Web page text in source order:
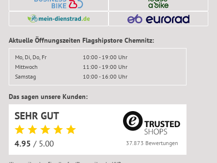
Aktuelle Öffnungszeiten Flagshipstore Chemnitz:
Mo, Di, Do, Fr
10:00 - 19:00 Uhr
Mittwoch
11:00 - 19:00 Uhr
Samstag
10:00 - 16:00 Uhr
Das sagen unsere Kunden:
SEHR GUT
4.95 / 5.00 37.873 Bewertungen